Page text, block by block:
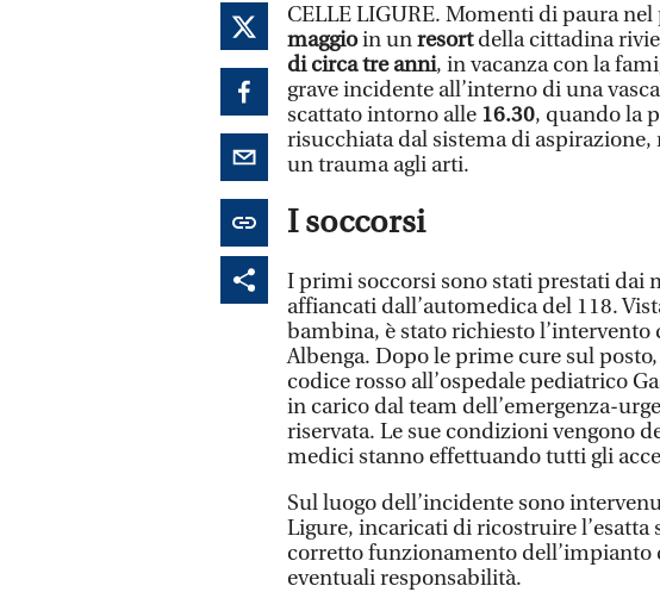
CELLE LIGURE. Momenti di paura
maggioin unresortdella cittadina
di circa tre anni, in vacanza con la
grave incidente all’interno di una
scattato intorno alle 16.30, quando la
risucchiata dal sistema di
un trauma agli arti.
I soccorsi
I primi soccorsi sono stati prestati dai
affiancati dall’automedica del 118.
bambina, è stato richiesto l’intervento
Albenga. Dopo le prime cure sul
codice rosso all’ospedale pediatrico
in carico dal team dell’emergenza-
riservata. Le sue condizioni vengono
medici stanno effettuando tutti gli
Sul luogo dell’incidente sono
Ligure, incaricati di ricostruire l’esatta
corretto funzionamento dell’impianto
eventuali responsabilità.